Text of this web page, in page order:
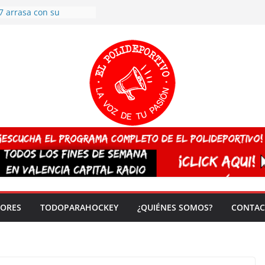
arrasa con su
España sub20
del mundo
vez!
TODOPARAHOCKEY ¿QUIÉNES SOMOS?